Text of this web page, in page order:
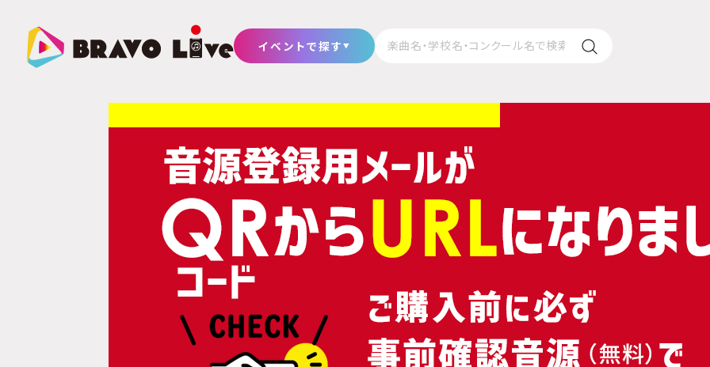
イベントで探す